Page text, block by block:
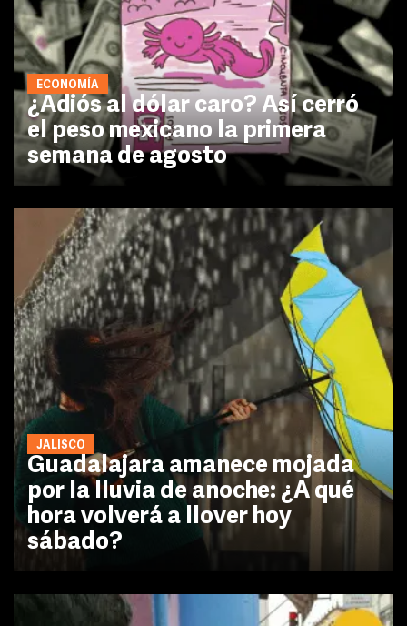
ECONOMÍA
¿Adiós al dólar caro? Así cerró
el peso mexicano la primera
semana de agosto
JALISCO
Guadalajara amanece mojada
por la lluvia de anoche: ¿A qué
hora volverá a llover hoy
sábado?